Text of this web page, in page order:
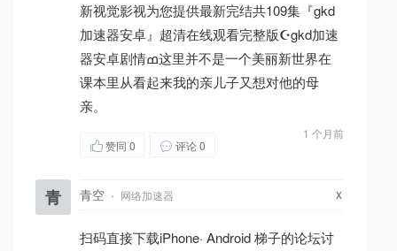
新视觉影视为您提供最新完结共109集『gkd
加速器安卓』超清在线观看完整版☪gkd加速
器安卓剧情ߘ这里并不是一个美丽新世界在
课本里从看起来我的亲儿子又想对他的母
亲。
1 个月前
赞同 0 评论 0
青 青空 · 网络加速器 x
扫码直接下载iPhone· Android 梯子的论坛讨